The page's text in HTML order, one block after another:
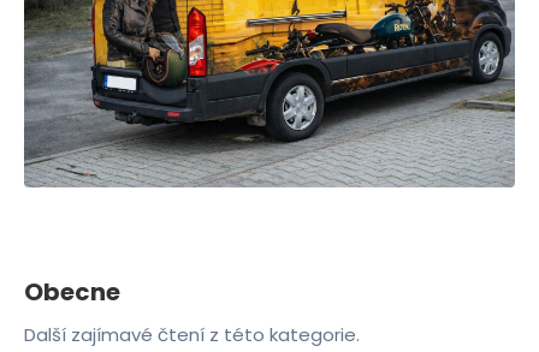
Obecne
Další zajímavé čtení z této kategorie.